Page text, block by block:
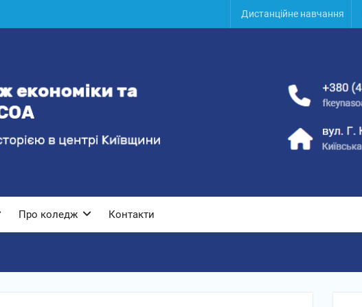
Дистанційне навчання
Про коледж Контакти